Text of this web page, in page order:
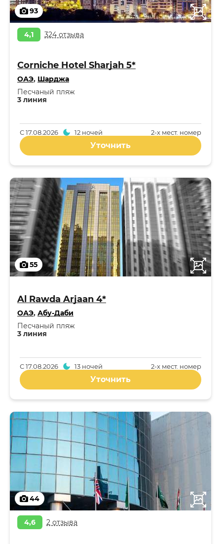
93
4,1 324 отзыва
Corniche Hotel Sharjah 5*
ОАЭ, Шарджа
3 линия
Песчаный пляж
2-x мест. номер
С17.08.2026 12 ночей
Уточнить
55
Al Rawda Arjaan 4*
ОАЭ, Абу-Даби
3 линия
Песчаный пляж
2-x мест. номер
С17.08.2026 13 ночей
Уточнить
44
4,6 2 отзыва